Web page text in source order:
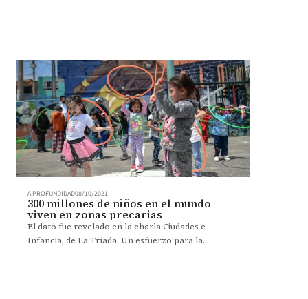
A PROFUNDIDAD08/10/2021
300 millones de niños en el mundo
viven en zonas precarias
El dato fue revelado en la charla Ciudades e
Infancia, de La Tríada. Un esfuerzo para la